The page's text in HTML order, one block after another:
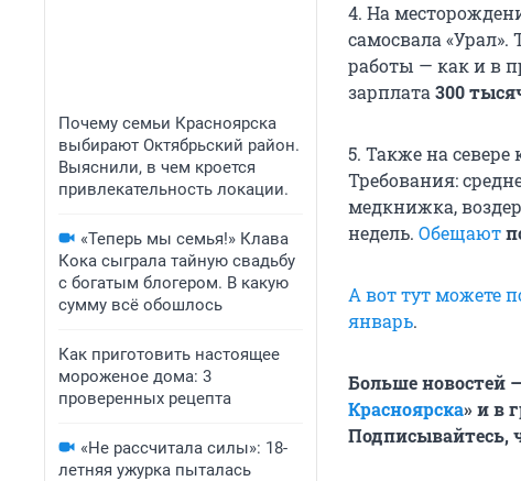
Почему семьи Красноярска
выбирают Октябрьский район.
Выяснили, в чем кроется
привлекательность локации.
«Теперь мы семья!» Клава
Кока сыграла тайную свадьбу
с богатым блогером. В какую
сумму всё обошлось
Как приготовить настоящее
мороженое дома: 3
проверенных рецепта
«Не рассчитала силы»: 18-
летняя ужурка пыталась
4. На
самосвала «Урал».
работы — как и в
зарплата 300
5. Также на севере
Требования:
медкнижка,
недель. Обещают
А вот тут можете
январь.
Больше новостей
Красноярска» и в
Подписывайтесь,